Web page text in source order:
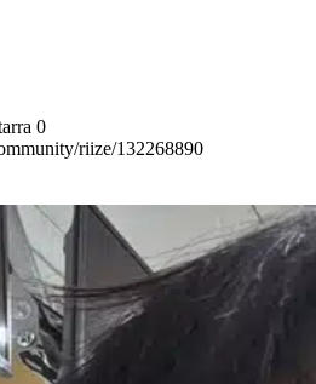
0
riize/132268890